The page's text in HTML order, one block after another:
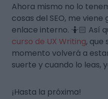
Ahora mismo no lo
cosas del SEO, me
enlace interno. 🤷🏻 Así
curso de UX Writing, que
momento volverá a
suerte y cuando lo leas,
¡Hasta la próxima!